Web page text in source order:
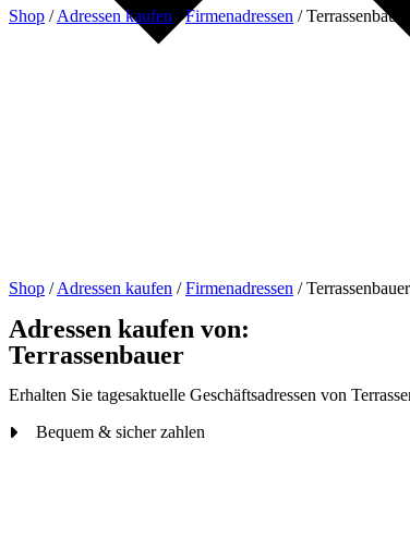
Shop /Adressen kaufen /Firmenadressen /Terrassenbauer
Shop /Adressen kaufen /Firmenadressen /Terrassenbauer
Adressen kaufen von:
Terrassenbauer
Erhalten Sie tagesaktuelle Geschäftsadressen von
Bequem & sicher zahlen